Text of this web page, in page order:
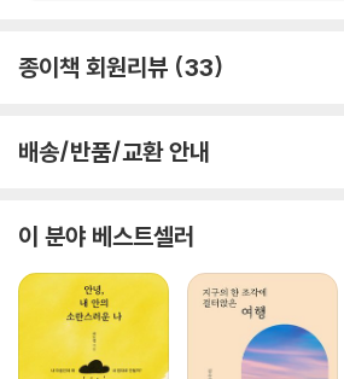
무너진 마음을 다시 세우는 데는 거창한 말이
《우리 밝은 쪽으로 걷자》에 담긴 이야기는 마
과 사람의 소중함을 재발견한다(2장. 꽃은 세상
진 마음을 일으키는 방법을 몰라 헤매던 날들의
(3장. 나를 위해 빌어주는 소원), 마침내 스스로
할 ‘밝은 쪽’으로 발걸음을 옮긴다(4장: 이 이야
종이책 회원리뷰 33
배송/반품/교환 안내
이 분야 베스트셀러